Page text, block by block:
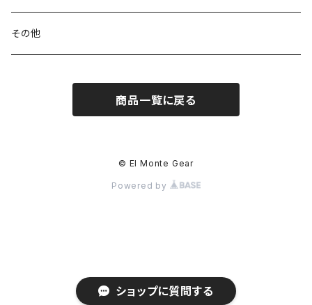
ショップに質問する
ボトル
スタッフサック
ナイフ / ツール
ハードシェル / レインウェア
ウェアアクセサリー
その他
商品一覧に戻る
© El Monte Gear
Powered by